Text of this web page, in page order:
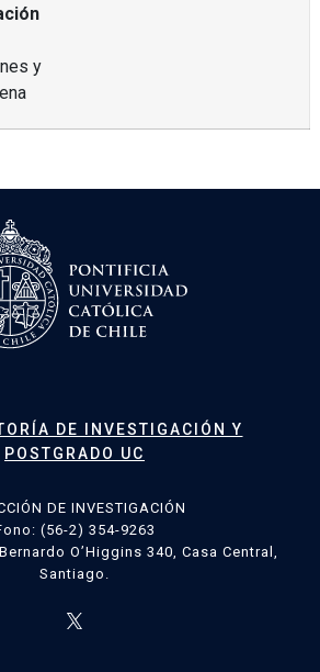
y
DE INVESTIGACIÓN Y
POSTGRADO UC
DE INVESTIGACIÓN
(56-2) 354-9263
O’Higgins 340, Casa Central,
Santiago.